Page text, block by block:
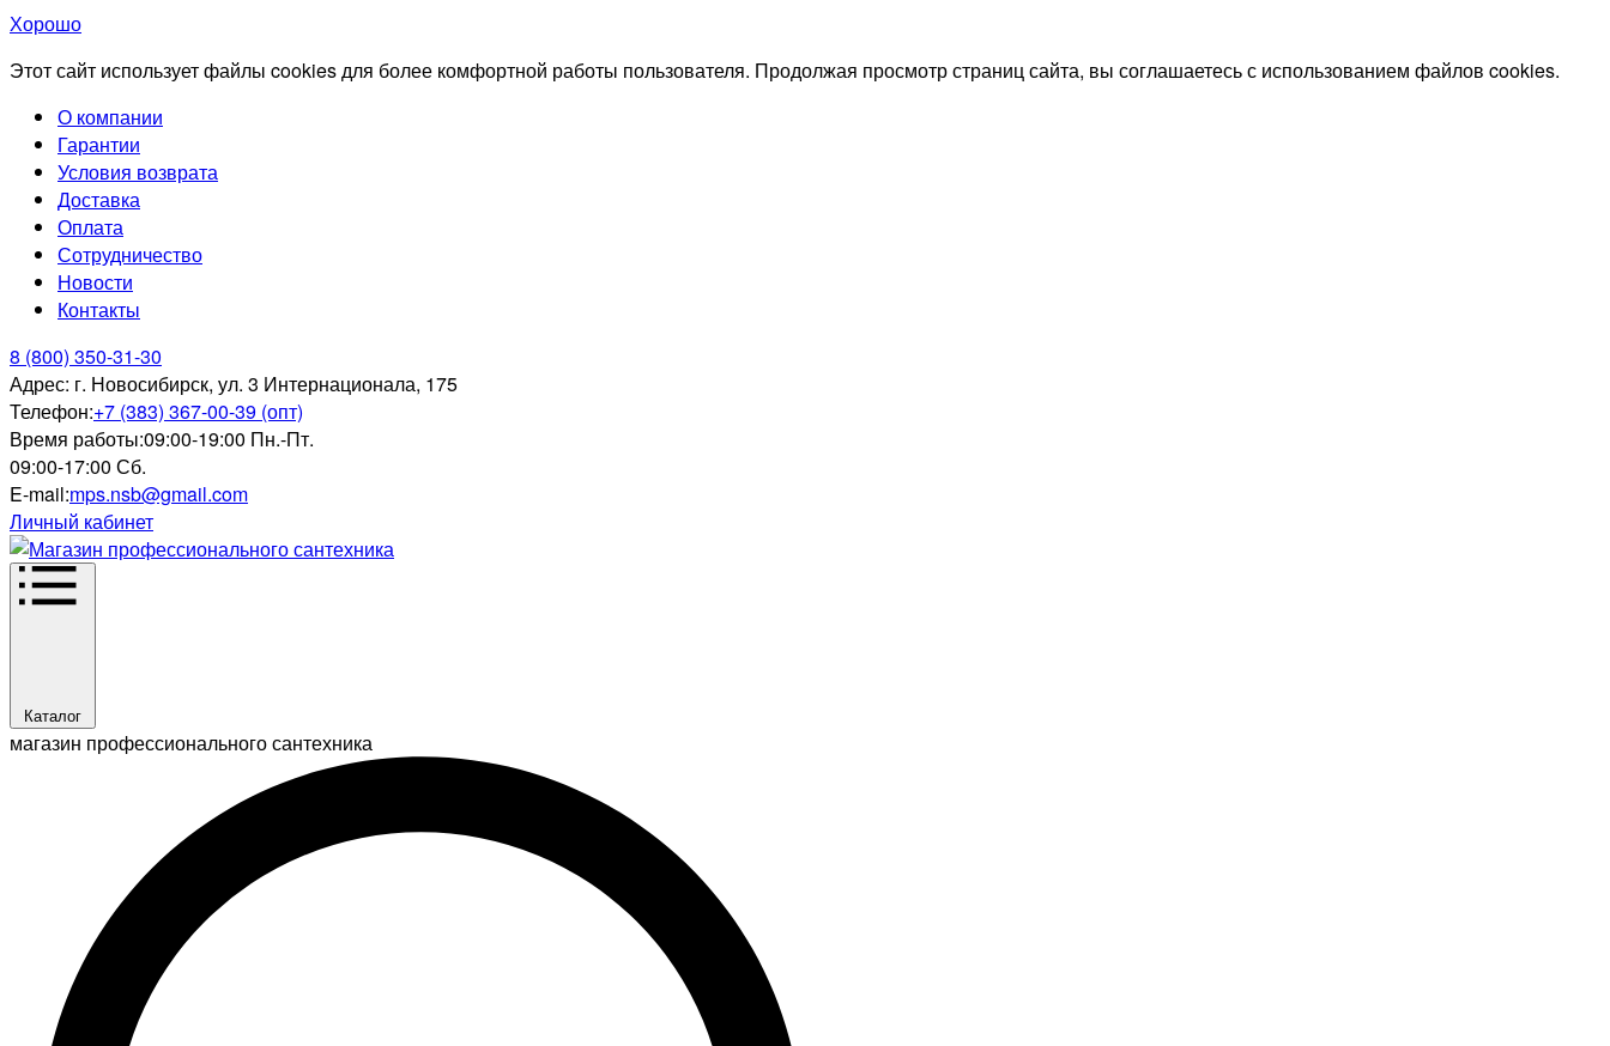
Хорошо
Этот сайт использует файлы cookies для более комфортной работы пользователя. Продолжая просмотр страниц сайта, вы соглашаетесь с использованием файлов cookies.
О компании
Гарантии
Условия возврата
Доставка
Оплата
Сотрудничество
Новости
Контакты
8 (800) 350-31-30
Адрес: г. Новосибирск, ул. 3 Интернационала, 175
Телефон:+7 (383) 367-00-39 (опт)
Время работы:09:00-19:00 Пн.-Пт.
09:00-17:00 Сб.
E-mail:mps.nsb@gmail.com
Личный кабинет
Каталог
магазин профессионального сантехника